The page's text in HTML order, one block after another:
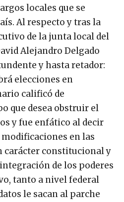
locales que se
Al respecto y tras la
de la junta local del
Alejandro Delgado
y hasta retador:
elecciones en
calificó de
que desea obstruir el
y fue enfático al decir
modificaciones en las
carácter constitucional y
de los poderes
tanto a nivel federal
le sacan al parche